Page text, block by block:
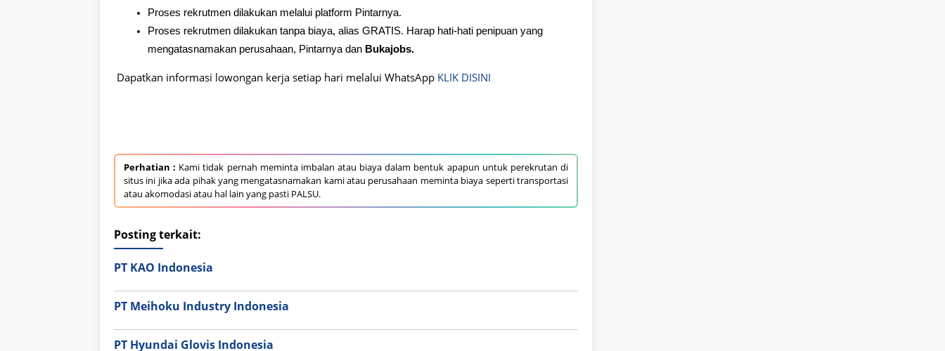
Proses rekrutmen dilakukan melalui platform Pintarnya.
Proses rekrutmen dilakukan tanpa biaya, alias GRATIS. Harap hati-hati penipuan yang
mengatasnamakan perusahaan, Pintarnya dan Bukajobs.
Dapatkan informasi lowongan kerja setiap hari melalui WhatsApp KLIK DISINI
Perhatian : Kami tidak pernah meminta imbalan atau biaya dalam bentuk apapun untuk perekrutan di
situs ini jika ada pihak yang mengatasnamakan kami atau perusahaan meminta biaya seperti transportasi
atau akomodasi atau hal lain yang pasti PALSU.
Posting terkait:
PT KAO Indonesia
PT Meihoku Industry Indonesia
PT Hyundai Glovis Indonesia